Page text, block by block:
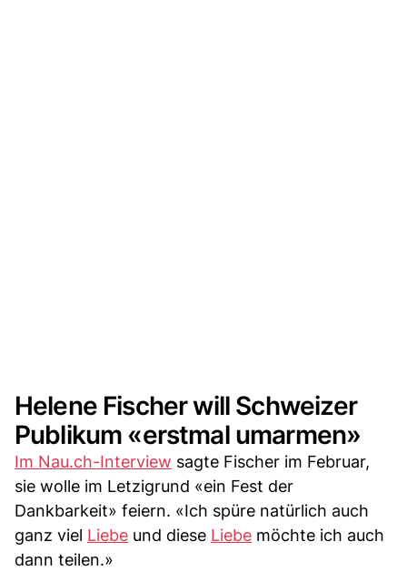
Helene Fischer will Schweizer
Publikum «erstmal umarmen»
Im Nau.ch-Interview sagte Fischer im Februar,
sie wolle im Letzigrund «ein Fest der
Dankbarkeit» feiern. «Ich spüre natürlich auch
ganz viel Liebe und diese Liebe möchte ich auch
dann teilen.»